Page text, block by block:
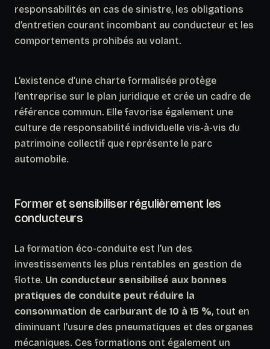
responsabilités en cas de sinistre, les obligations
d’entretien courant incombant au conducteur et les
comportements prohibés au volant.
L’existence d’une charte formalisée protège
l’entreprise sur le plan juridique et crée un cadre de
référence commun. Elle favorise également une
culture de responsabilité individuelle vis-à-vis du
patrimoine collectif que représente le parc
automobile.
Former et sensibiliser régulièrement les
conducteurs
La formation éco-conduite est l’un des
investissements les plus rentables en gestion de
flotte. Un conducteur sensibilisé aux bonnes
pratiques de conduite peut réduire la
consommation de carburant de 10 à 15 %, tout en
diminuant l’usure des pneumatiques et des organes
mécaniques. Ces formations ont également un